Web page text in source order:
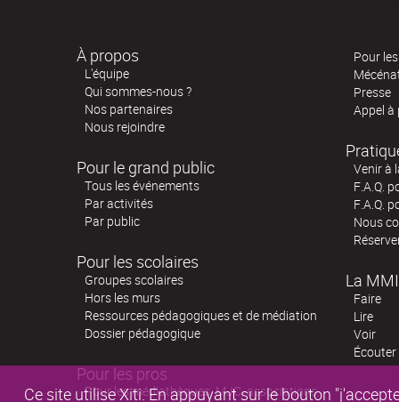
Ce site utilise Xiti. En appuyant sur le bouton
À propos
L'équipe
Qui sommes-nous ?
Nos partenaires
Nous rejoindre
Pour le grand public
Tous les événements
Par activités
Par public
Pour les scolaires
Groupes scolaires
Hors les murs
Ressources pédagogiques et de médiation
Dossier pédagogique
Pour les pros
Pour les médiathèques, MJC, associations,
Pour les
Presse
Appel à
Venir à
F.A.Q.
F.A.Q.
Nous
La
Faire
Lire
Voir
Écouter
RÉSERVER